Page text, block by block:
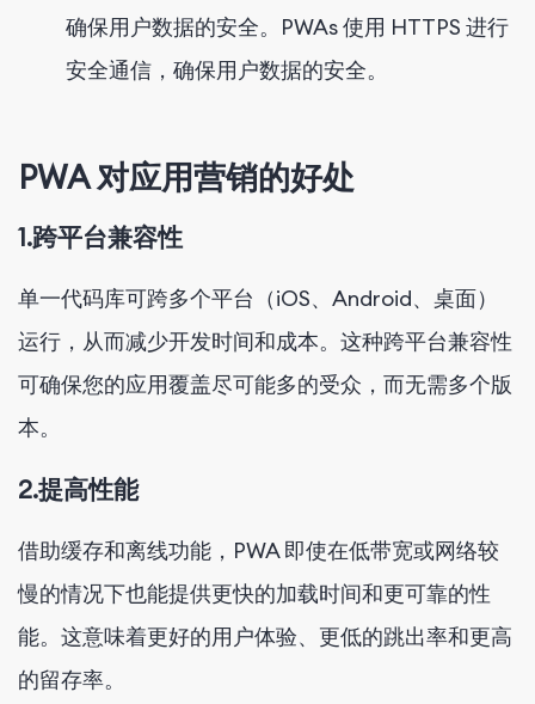
确保用户数据的安全。PWAs 使用 HTTPS 进行
安全通信，确保用户数据的安全。
PWA 对应用营销的好处
1.跨平台兼容性
单一代码库可跨多个平台（iOS、Android、桌面）
运行，从而减少开发时间和成本。这种跨平台兼容性
可确保您的应用覆盖尽可能多的受众，而无需多个版
本。
2.提高性能
借助缓存和离线功能，PWA 即使在低带宽或网络较
慢的情况下也能提供更快的加载时间和更可靠的性
能。这意味着更好的用户体验、更低的跳出率和更高
的留存率。